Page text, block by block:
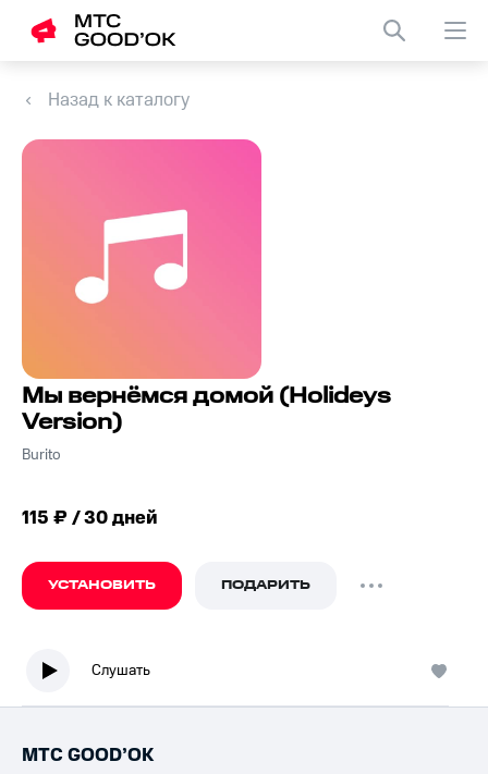
Назад к каталогу
Мы вернёмся домой (Holideys
Version)
Burito
115 ₽ / 30 дней
УСТАНОВИТЬ ПОДАРИТЬ
Слушать
МТС GOOD’OK